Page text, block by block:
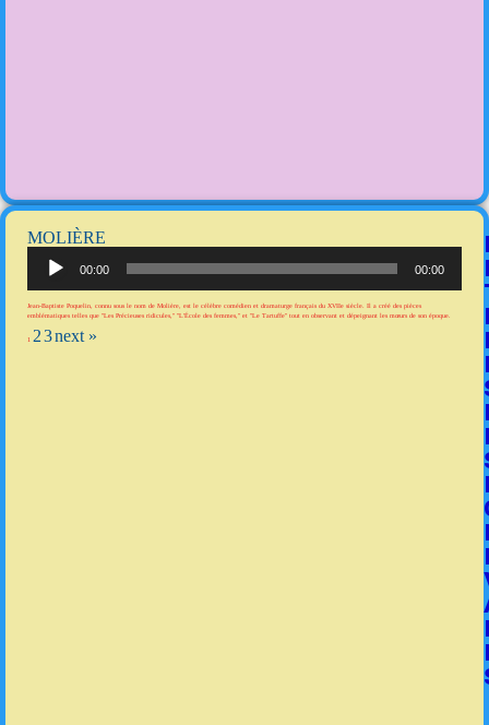
MOLIÈRE
00:00 00:00
Jean-Baptiste Poquelin, connu sous le nom de Molière, est le célèbre comédien et dramaturge français du XVIIe siècle. Il a créé des pièces
emblématiques telles que "Les Précieuses ridicules," "L'École des femmes," et "Le Tartuffe" tout en observant et dépeignant les mœurs de son époque.
1 23next »